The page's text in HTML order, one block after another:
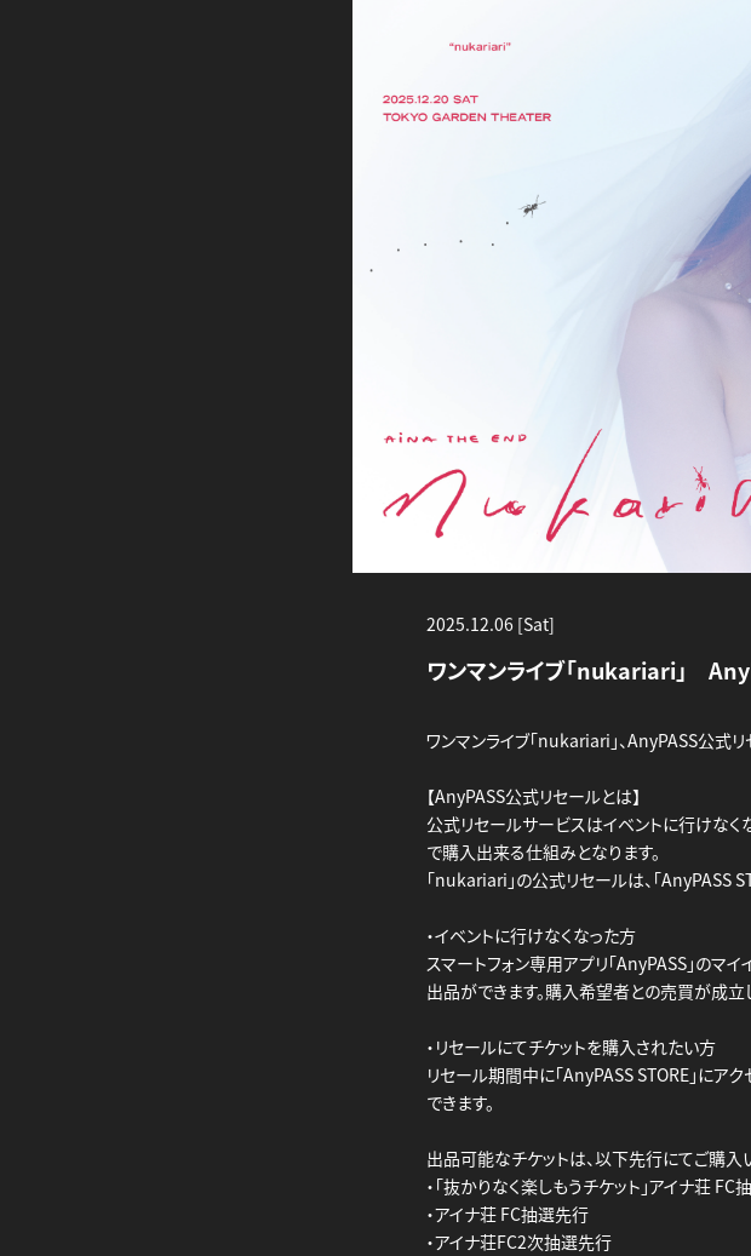
2025.12.06 [Sat]
ワンマンライブ「nukariari」
ワンマンライブ「nukariari」、AnyPASS公式
【AnyPASS公式リセールとは】
公式リセールサービスはイベントに行けなく
で購入出来る仕組みとなります。
「nukariari」の公式リセールは、「AnyPASS
・イベントに行けなくなった方
スマートフォン専用アプリ「AnyPASS」の
出品ができます。購入希望者との売買が成立
・リセールにてチケットを購入されたい方
リセール期間中に「AnyPASS STORE」にア
できます。
出品可能なチケットは、以下先行にてご購入
・「抜かりなく楽しもうチケット」アイナ荘 FC
・アイナ荘 FC抽選先行
・アイナ荘FC2次抽選先行